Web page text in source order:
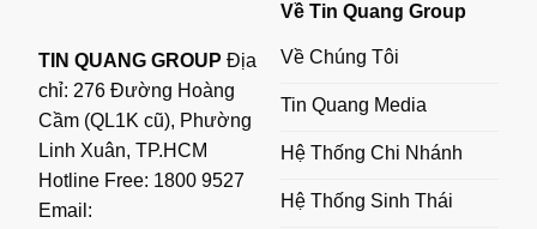
TIN QUANG GROUP Địa
chỉ: 276 Đường Hoàng
Cầm (QL1K cũ), Phường
Linh Xuân, TP.HCM
Hotline Free: 1800 9527
Email:
Về Tin Quang Group
Về Chúng Tôi
Tin Quang Media
Hệ Thống Chi Nhánh
Hệ Thống Sinh Thái